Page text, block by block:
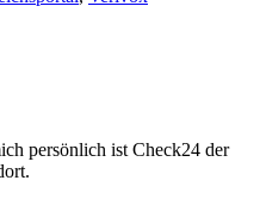
persönlich ist Check24 der